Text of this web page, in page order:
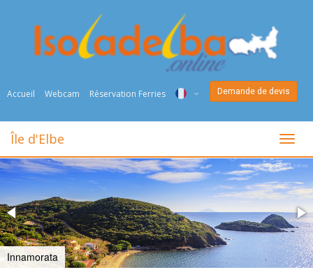
Accueil Webcam Réservation Ferries
ENG
DEU
NED
FRA
Demande de devis
Île d'Elbe
Innamorata